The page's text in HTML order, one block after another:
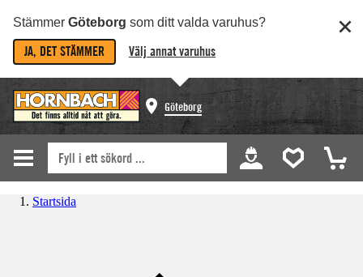
Stämmer Göteborg som ditt valda varuhus?
JA, DET STÄMMER Välj annat varuhus
Göteborg
Startsida